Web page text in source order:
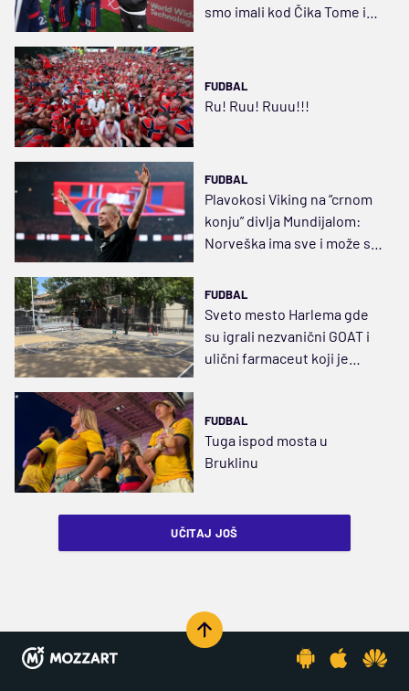
smo imali kod Čika Tome i
FUDBAL
Ru! Ruu! Ruuu!!!
FUDBAL
Plavokosi Viking na “crnom
konju” divlja Mundijalom:
Norveška ima sve i može sa
FUDBAL
Sveto mesto Harlema gde
su igrali nezvanični GOAT i
ulični farmaceut koji je
FUDBAL
Tuga ispod mosta u
Bruklinu
UČITAJ JOŠ